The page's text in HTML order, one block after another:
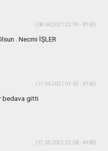
(08.04.2021 22:09 - #163)
. Necmi İŞLER
(11.04.2021 01:42 - #165)
bedava gitti
(17.05.2021 22:08 - #180)